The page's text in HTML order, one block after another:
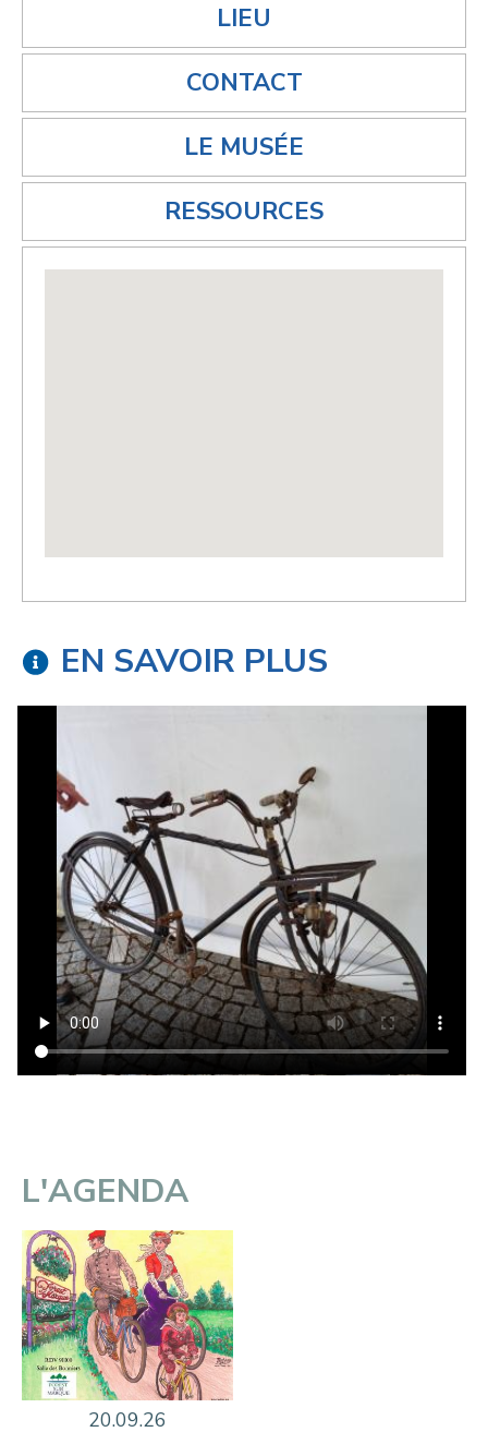
LIEU
CONTACT
LE MUSÉE
RESSOURCES
EN SAVOIR PLUS
L'AGENDA
20.09.26